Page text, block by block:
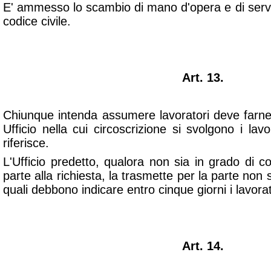
E' ammesso lo scambio di mano d'opera e di
codice civile.
Art. 13.
Chiunque intenda assumere lavoratori deve
Ufficio nella cui circoscrizione si svolgono i
riferisce.
L'Ufficio predetto, qualora non sia in grado di
parte alla richiesta, la trasmette per la parte non
quali debbono indicare entro cinque giorni i
Art. 14.